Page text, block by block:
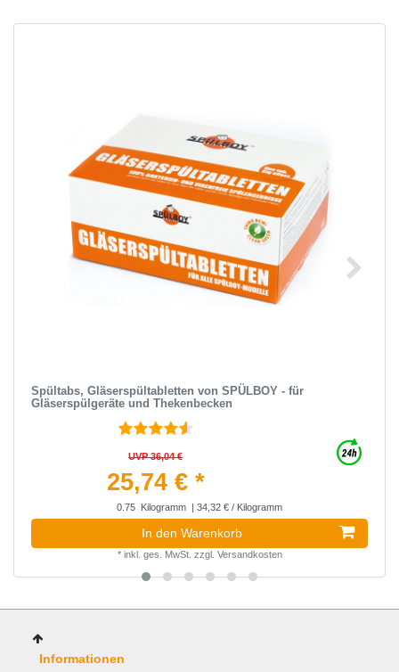
Spültabs, Gläserspültabletten von SPÜLBOY - für
Gläserspülgeräte und Thekenbecken
UVP 36,04 €
25,74 € *
0.75 Kilogramm | 34,32 € / Kilogramm
In den Warenkorb
* inkl. ges. MwSt. zzgl. Versandkosten
Informationen